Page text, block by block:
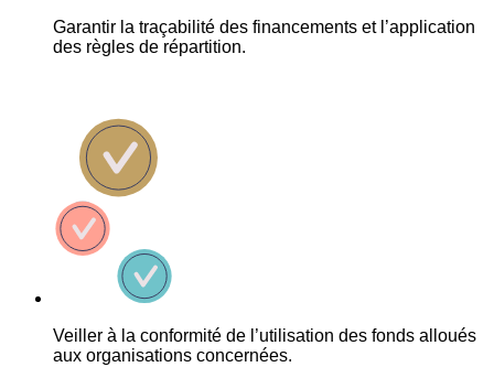
Garantir la traçabilité des financements et l’application
des règles de répartition.
Veiller à la conformité de l’utilisation des fonds alloués
aux organisations concernées.